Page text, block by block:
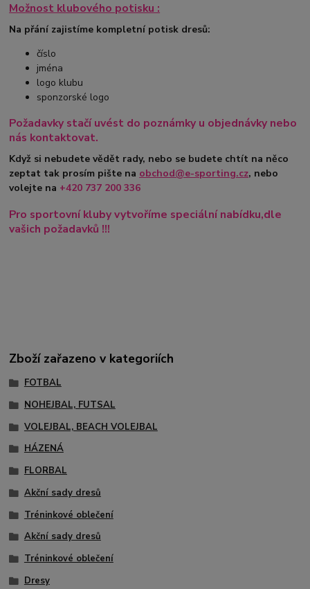
Možnost klubového potisku :
Na přání zajistíme kompletní potisk dresů:
číslo
jména
logo klubu
sponzorské logo
Požadavky stačí uvést do poznámky u objednávky nebo
nás kontaktovat.
Když si nebudete vědět rady, nebo se budete chtít na něco
zeptat tak prosím pište na obchod@e-sporting.cz, nebo
volejte na +420 737 200 336
Pro sportovní kluby vytvoříme speciální nabídku,dle
vašich požadavků !!!
Zboží zařazeno v kategoriích
FOTBAL
NOHEJBAL, FUTSAL
VOLEJBAL, BEACH VOLEJBAL
HÁZENÁ
FLORBAL
Akční sady dresů
Tréninkové oblečení
Akční sady dresů
Tréninkové oblečení
Dresy